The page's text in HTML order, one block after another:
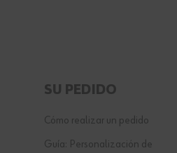
SU PEDIDO
Cómo realizar un pedido
Guía: Personalización de